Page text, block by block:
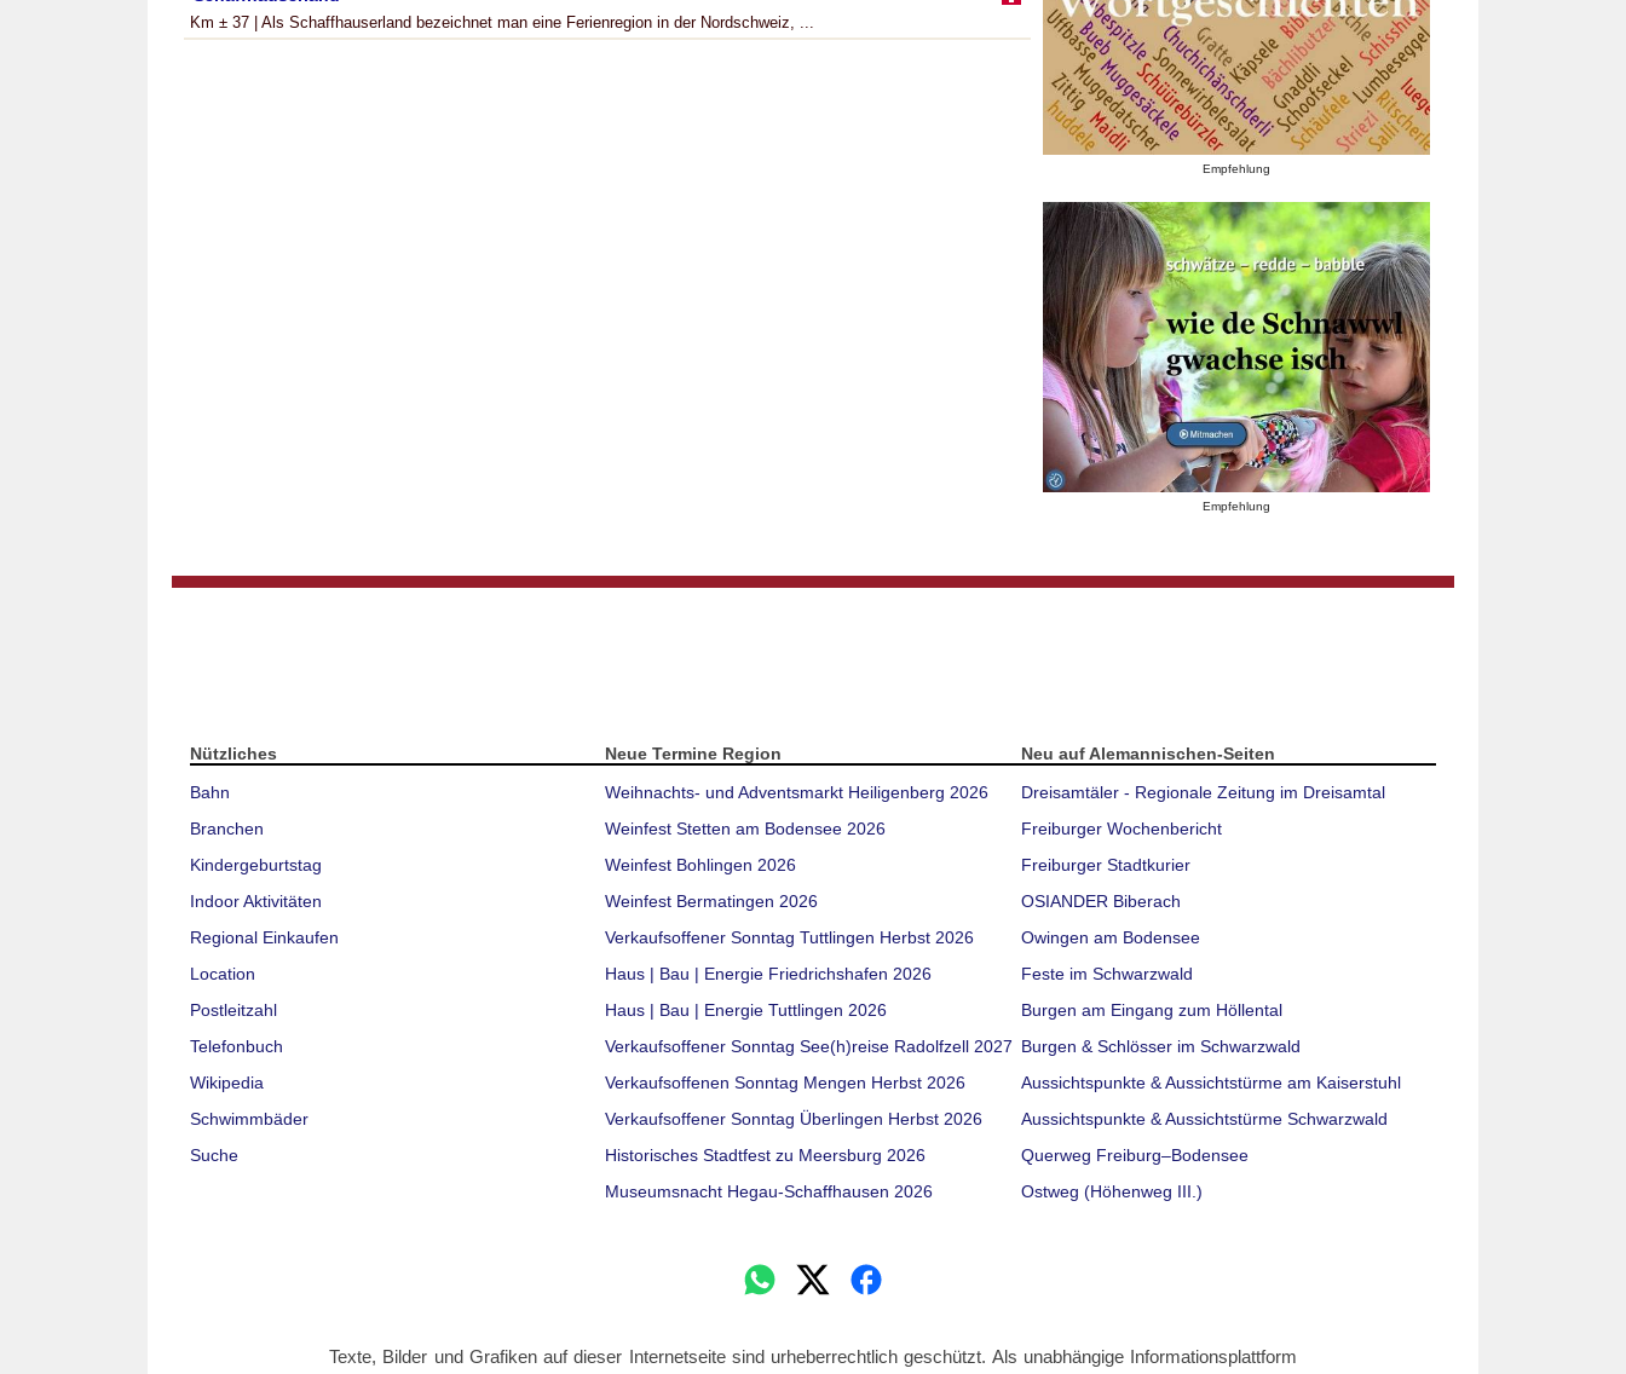
Km ± 37 | Als Schaffhauserland bezeichnet man eine Ferienregion in der Nordschweiz, ...
Empfehlung
Empfehlung
Nützliches
Bahn
Branchen
Kindergeburtstag
Indoor Aktivitäten
Regional Einkaufen
Location
Postleitzahl
Telefonbuch
Wikipedia
Schwimmbäder
Suche
Neue Termine Region
Weihnachts- und Adventsmarkt Heiligenberg 2026
Weinfest Stetten am Bodensee 2026
Weinfest Bohlingen 2026
Weinfest Bermatingen 2026
Verkaufsoffener Sonntag Tuttlingen Herbst 2026
Haus | Bau | Energie Friedrichshafen 2026
Haus | Bau | Energie Tuttlingen 2026
Verkaufsoffener Sonntag See(h)reise Radolfzell 2027
Verkaufsoffenen Sonntag Mengen Herbst 2026
Verkaufsoffener Sonntag Überlingen Herbst 2026
Historisches Stadtfest zu Meersburg 2026
Museumsnacht Hegau-Schaffhausen 2026
Neu auf Alemannischen-Seiten
Dreisamtäler - Regionale Zeitung im Dreisamtal
Freiburger Wochenbericht
Freiburger Stadtkurier
OSIANDER Biberach
Owingen am Bodensee
Feste im Schwarzwald
Burgen am Eingang zum Höllental
Burgen & Schlösser im Schwarzwald
Aussichtspunkte & Aussichtstürme am Kaiserstuhl
Aussichtspunkte & Aussichtstürme Schwarzwald
Querweg Freiburg–Bodensee
Ostweg (Höhenweg III.)
Texte, Bilder und Grafiken auf dieser Internetseite sind urheberrechtlich geschützt. Als unabhängige Informationsplattform